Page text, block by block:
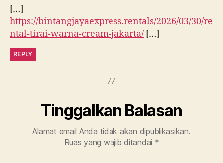
[…]
https://bintangjayaexpress.rentals/2026/03/30/re
ntal-tirai-warna-cream-jakarta/ […]
REPLY
Tinggalkan Balasan
Alamat email Anda tidak akan dipublikasikan.
Ruas yang wajib ditandai *